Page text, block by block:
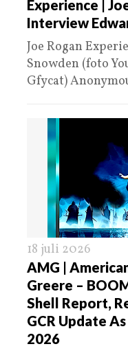
Experience |
Interview
Joe Rogan
Snowden (foto
Gfycat)
18 juli 2026
AMG |
Greere –
Shell Report,
GCR Update
2026